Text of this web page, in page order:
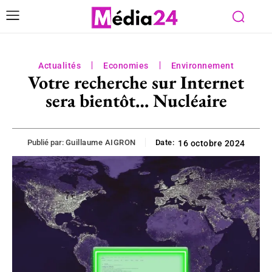
Actualités Economies Environnement
Votre recherche sur Internet
sera bientôt… Nucléaire
Publié par: Guillaume AIGRON Date: 16 octobre 2024